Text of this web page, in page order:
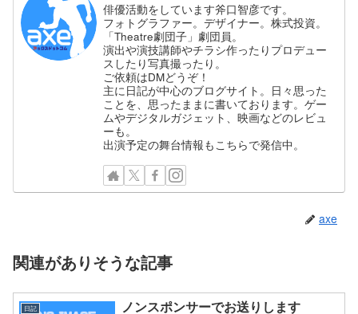
俳優活動をしています斧口智彦です。
フォトグラファー。デザイナー。株式投資。
「Theatre劇団子」劇団員。
演出や演技講師やチラシ作ったりプロデュー
スしたり写真撮ったり。
ご依頼はDMどうぞ！
主に日記が中心のブログサイト。日々思った
ことを、思ったままに書いております。ゲー
ムやデジタルガジェット、映画などのレビュ
ーも。
出演予定の舞台情報もこちらで発信中。
axe
関連がありそうな記事
日記 ノンスポンサーでお送りします